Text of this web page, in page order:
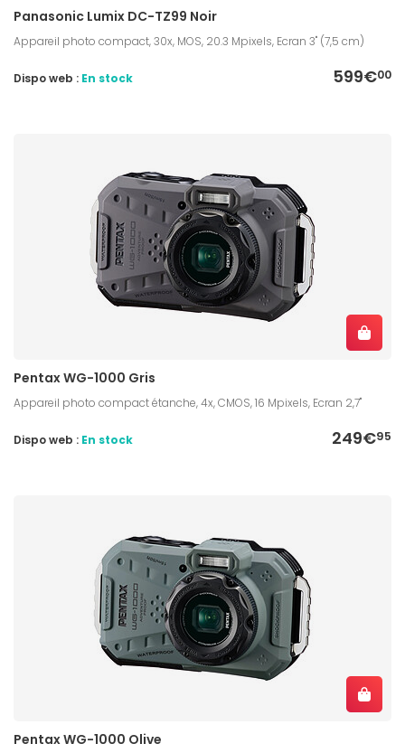
Panasonic Lumix DC-TZ99 Noir
Appareil photo compact, 30x, MOS, 20.3 Mpixels, Ecran 3" (7,5 cm)
599€00
Dispo web : En stock
Pentax WG-1000 Gris
Appareil photo compact étanche, 4x, CMOS, 16 Mpixels, Ecran 2,7"
249€95
Dispo web : En stock
Pentax WG-1000 Olive